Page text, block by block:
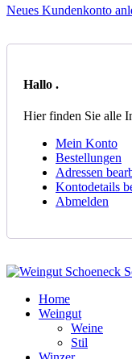
Neues Kundenkonto
Hallo .
Hier finden Sie alle
Mein Konto
Bestellungen
Adressen
Kontodetails
Abmelden
Home
Weingut
Weine
Stil